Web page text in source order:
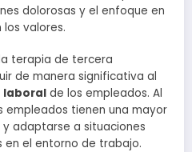
dolorosas y el enfoque en
valores.
terapia de tercera
de manera significativa al
laboral de los empleados. Al
empleados tienen una mayor
adaptarse a situaciones
el entorno de trabajo.